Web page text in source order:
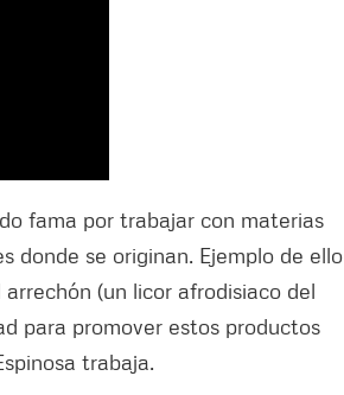
fama por trabajar con materias
donde se originan. Ejemplo de ello
(un licor afrodisiaco del
para promover estos productos
trabaja.